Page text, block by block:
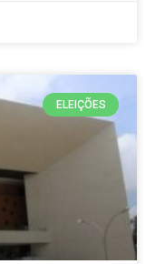
ELEIÇÕES